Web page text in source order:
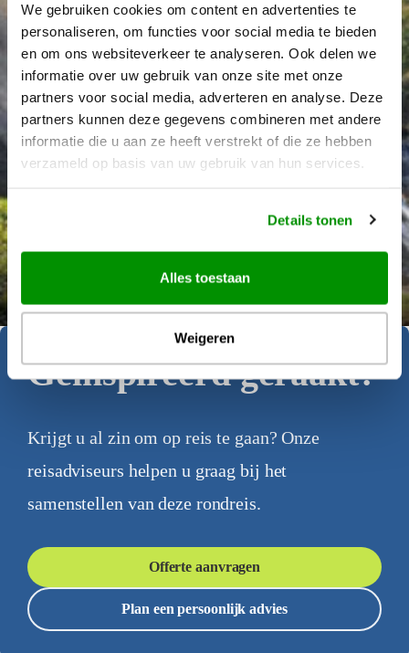
We gebruiken cookies om content en advertenties te
personaliseren, om functies voor social media te bieden
en om ons websiteverkeer te analyseren. Ook delen we
informatie over uw gebruik van onze site met onze
partners voor social media, adverteren en analyse. Deze
partners kunnen deze gegevens combineren met andere
informatie die u aan ze heeft verstrekt of die ze hebben
verzameld op basis van uw gebruik van hun services.
Details tonen
Alles toestaan
Weigeren
Geïnspireerd geraakt?
Krijgt u al zin om op reis te gaan? Onze
reisadviseurs helpen u graag bij het
samenstellen van deze rondreis.
Offerte aanvragen
Plan een persoonlijk advies